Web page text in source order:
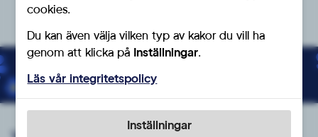
Bli medlem du också!
cookies.
Du kan även välja vilken typ av kakor du vill ha
genom att klicka på Inställningar.
Läs vår integritetspolicy
Inställningar